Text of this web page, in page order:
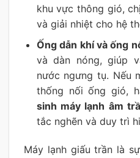
khu vực thông gió,
và giải nhiệt cho hệ
Ống dẫn khí và ống
và dàn nóng, giúp
nước ngưng tụ. Nếu
thống nối ống gió,
sinh máy lạnh âm
tắc nghẽn và duy trì
Máy lạnh giấu trần là